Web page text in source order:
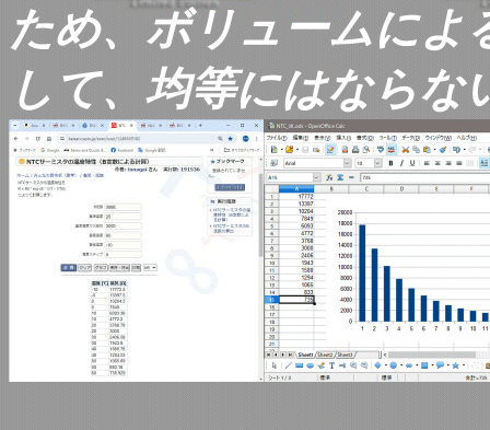
ため、ボリュームによ
して、均等にはならな